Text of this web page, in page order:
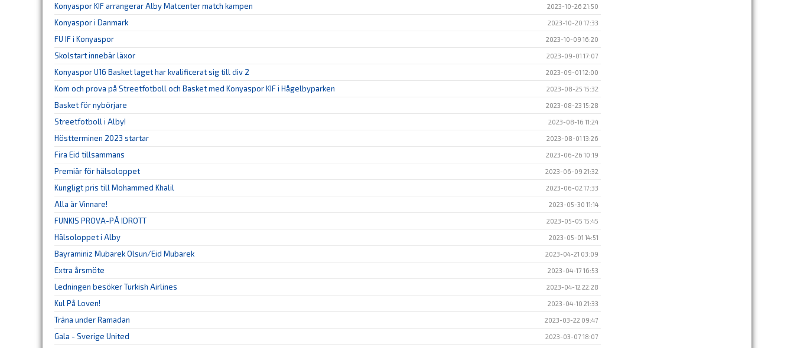
Konyaspor KIF arrangerar Alby Matcenter match kampen 2023-10-26 21:50
Konyaspor i Danmark 2023-10-20 17:33
FU IF i Konyaspor 2023-10-09 16:20
Skolstart innebär läxor 2023-09-01 17:07
Konyaspor U16 Basket laget har kvalificerat sig till div 2 2023-09-01 12:00
Kom och prova på Streetfotboll och Basket med Konyaspor KIF i Hågelbyparken 2023-08-25 15:32
Basket för nybörjare 2023-08-23 15:28
Streetfotboll i Alby! 2023-08-16 11:24
Höstterminen 2023 startar 2023-08-01 13:26
Fira Eid tillsammans 2023-06-26 10:19
Premiär för hälsoloppet 2023-06-09 21:32
Kungligt pris till Mohammed Khalil 2023-06-02 17:33
Alla är Vinnare! 2023-05-30 11:14
FUNKIS PROVA-PÅ IDROTT 2023-05-05 15:45
Hälsoloppet i Alby 2023-05-01 14:51
Bayraminiz Mubarek Olsun/Eid Mubarek 2023-04-21 03:09
Extra årsmöte 2023-04-17 16:53
Ledningen besöker Turkish Airlines 2023-04-12 22:28
Kul På Loven! 2023-04-10 21:33
Träna under Ramadan 2023-03-22 09:47
Gala - Sverige United 2023-03-07 18:07